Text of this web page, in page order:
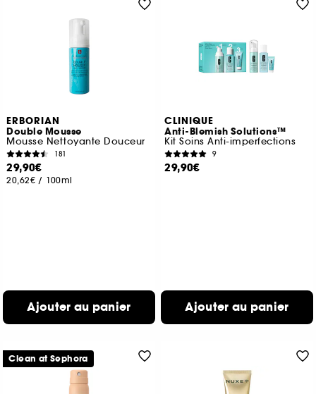
ERBORIAN
Double Mousse
Mousse Nettoyante Douceur
181
29,90€
20,62€ / 100ml
Ajouter au panier
CLINIQUE
Anti-Blemish Solutions™
Kit Soins Anti-imperfections
9
29,90€
Ajouter au panier
Clean at Sephora